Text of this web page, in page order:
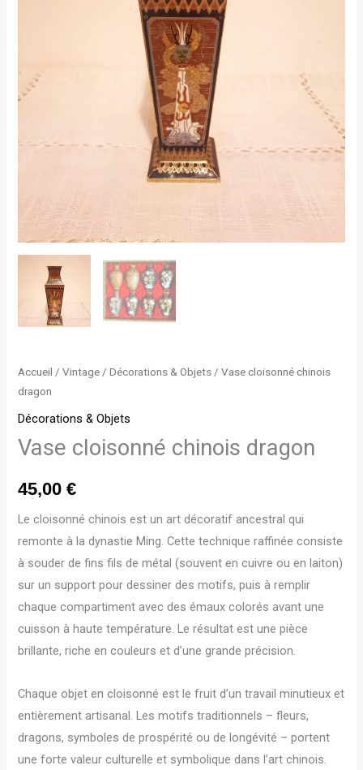
Accueil /Vintage /Décorations & Objets / Vase cloisonné chinois
dragon
Décorations & Objets
Vase cloisonné chinois dragon
45,00€
Le cloisonné chinois est un art décoratif ancestral qui
remonte à la dynastie Ming. Cette technique raffinée consiste
à souder de fins fils de métal (souvent en cuivre ou en laiton)
sur un support pour dessiner des motifs, puis à remplir
chaque compartiment avec des émaux colorés avant une
cuisson à haute température. Le résultat est une pièce
brillante, riche en couleurs et d’une grande précision.
Chaque objet en cloisonné est le fruit d’un travail minutieux et
entièrement artisanal. Les motifs traditionnels – fleurs,
dragons, symboles de prospérité ou de longévité – portent
une forte valeur culturelle et symbolique dans l’art chinois.